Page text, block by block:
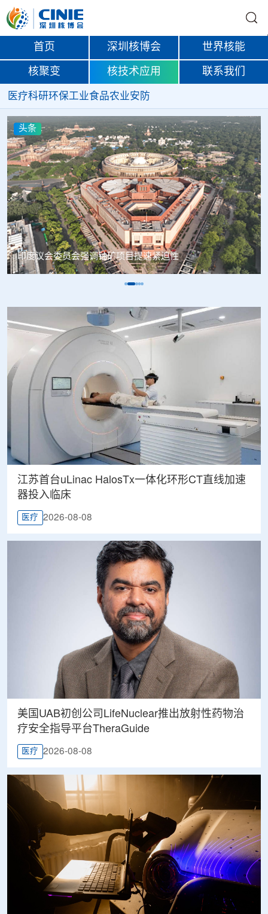
首页 深圳核博会 世界核能
核聚变 核技术应用 联系我们
医疗科研环保工业食品农业安防
头条
中核辐智正式设立 中国同辐持股90%打通核医疗全产业链
江苏首台uLinac HalosTx一体化环形CT直线加速
器投入临床
医疗 2026-08-08
美国UAB初创公司LifeNuclear推出放射性药物治
疗安全指导平台TheraGuide
医疗 2026-08-08